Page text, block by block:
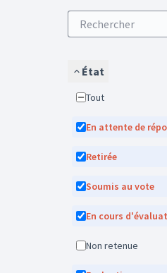
État
Tout
En attente de
Retirée
Soumis au vote
En cours
Non retenue